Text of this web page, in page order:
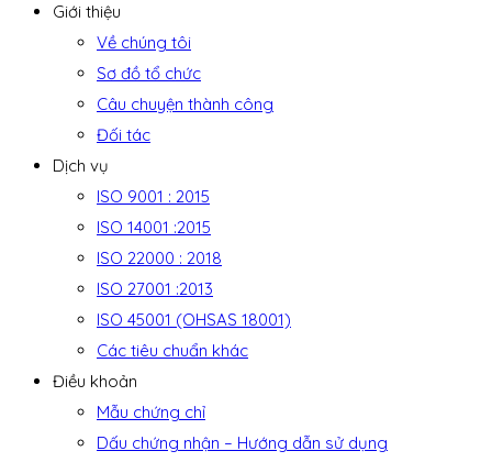
Giới thiệu
Về chúng tôi
Sơ đồ tổ chức
Câu chuyện thành công
Đối tác
Dịch vụ
ISO 9001 : 2015
ISO 14001 :2015
ISO 22000 : 2018
ISO 27001 :2013
ISO 45001 (OHSAS 18001)
Các tiêu chuẩn khác
Điều khoản
Mẫu chứng chỉ
Dấu chứng nhận – Hướng dẫn sử dụng